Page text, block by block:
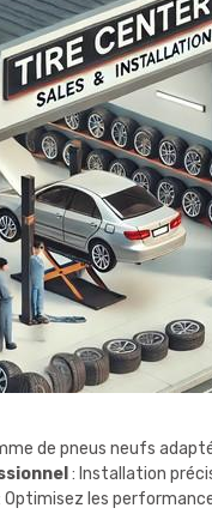
de pneus neufs
: Installation
les